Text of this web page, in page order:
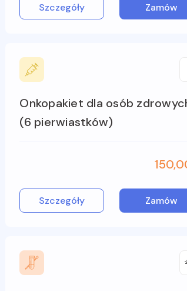
Szczegóły Zamów
Onkopakiet dla osób
(6 pierwiastków)
Szczegóły Zamów